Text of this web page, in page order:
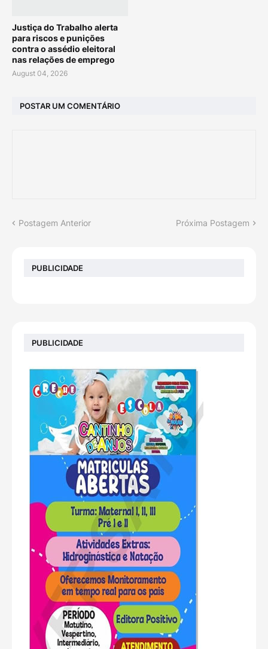
Justiça do Trabalho alerta
para riscos e punições
contra o assédio eleitoral
nas relações de emprego
August 04, 2026
POSTAR UM COMENTÁRIO
Postagem Anterior Próxima Postagem
PUBLICIDADE
PUBLICIDADE